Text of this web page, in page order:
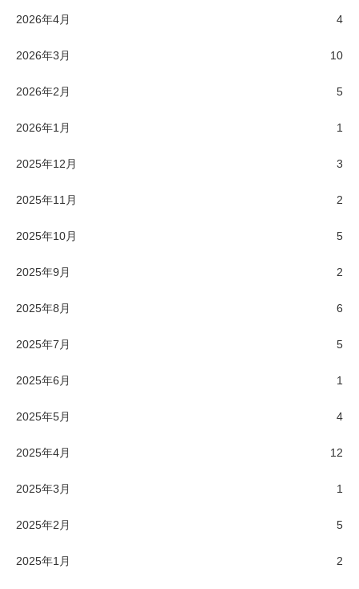
2026年4月 4
2026年3月 10
2026年2月 5
2026年1月 1
2025年12月 3
2025年11月 2
2025年10月 5
2025年9月 2
2025年8月 6
2025年7月 5
2025年6月 1
2025年5月 4
2025年4月 12
2025年3月 1
2025年2月 5
2025年1月 2